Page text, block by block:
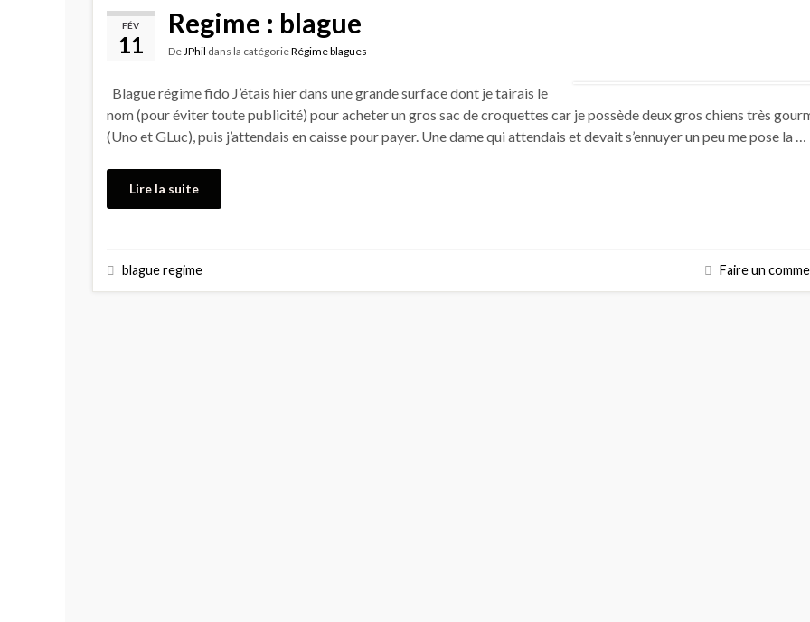
FÉV
11
Regime : blague
De JPhil dans la catégorieRégime blagues
Blague régime fido J’étais hier dans une grande surface dont je tairais le
nom (pour éviter toute publicité) pour acheter un gros sac de croquettes car je possède deux gros chiens très
(Uno et GLuc), puis j’attendais en caisse pour payer. Une dame qui attendais et devait s’ennuyer un peu me pose la …
Lire la suite
blague regime Faire un